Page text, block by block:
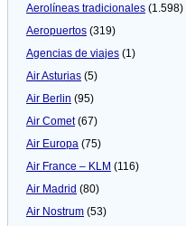
Aerolíneas tradicionales (1.598)
Aeropuertos (319)
Agencias de viajes (1)
Air Asturias (5)
Air Berlin (95)
Air Comet(67)
Air Europa (75)
Air France – KLM (116)
Air Madrid (80)
Air Nostrum (53)